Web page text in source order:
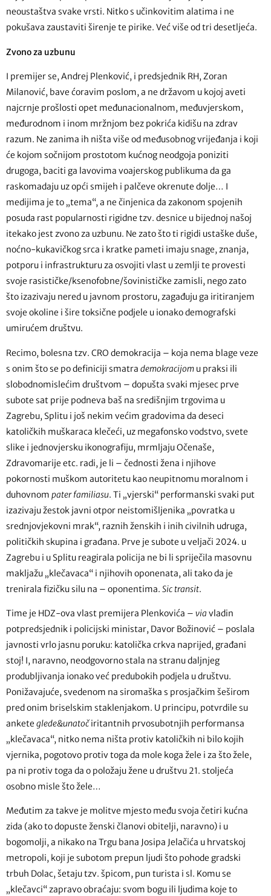
neoustaštva svake vrsti. Nitko s učinkovitim alatima i ne
pokušava zaustaviti širenje te pirike. Već više od tri desetljeća.
Zvono za uzbunu
I premijer se, Andrej Plenković, i predsjednik RH, Zoran
Milanović, bave ćoravim poslom, a ne državom u kojoj aveti
najcrnje prošlosti opet međunacionalnom, međuvjerskom,
međurodnom i inom mržnjom bez pokrića kidišu na zdrav
razum. Ne zanima ih ništa više od međusobnog vrijeđanja i koji
će kojom sočnijom prostotom kućnog neodgoja poniziti
drugoga, baciti ga lavovima voajerskog publikuma da ga
raskomadaju uz opći smijeh i palčeve okrenute dolje… I
medijima je to „tema“, a ne činjenica da zakonom spojenih
posuda rast popularnosti rigidne tzv. desnice u bijednoj našoj
itekako jest zvono za uzbunu. Ne zato što ti rigidi ustaške duše,
noćno-kukavičkog srca i kratke pameti imaju snage, znanja,
potporu i infrastrukturu za osvojiti vlast u zemlji te provesti
svoje rasističke/ksenofobne/šovinističke zamisli, nego zato
što izazivaju nered u javnom prostoru, zagađuju ga iritiranjem
svoje okoline i šire toksične podjele u ionako demografski
umirućem društvu.
Recimo, bolesna tzv. CRO demokracija – koja nema blage veze
s onim što se po definiciji smatra demokracijom u praksi ili
slobodnomislećim društvom – dopušta svaki mjesec prve
subote sat prije podneva baš na središnjim trgovima u
Zagrebu, Splitu i još nekim većim gradovima da deseci
katoličkih muškaraca klečeći, uz megafonsko vodstvo, svete
slike i jednovjersku ikonografiju, mrmljaju Očenaše,
Zdravomarije etc. radi, je li – čednosti žena i njihove
pokornosti muškom autoritetu kao neupitnomu moralnom i
duhovnom pater familiasu. Ti „vjerski“ performanski svaki put
izazivaju žestok javni otpor neistomišljenika „povratka u
srednjovjekovni mrak“, raznih ženskih i inih civilnih udruga,
političkih skupina i građana. Prve je subote u veljači 2024. u
Zagrebu i u Splitu reagirala policija ne bi li spriječila masovnu
makljažu „klečavaca“ i njihovih oponenata, ali tako da je
trenirala fizičku silu na – oponentima. Sic transit.
Time je HDZ-ova vlast premijera Plenkovića – via vladin
potpredsjednik i policijski ministar, Davor Božinović – poslala
javnosti vrlo jasnu poruku: katolička crkva naprijed, građani
stoj! I, naravno, neodgovorno stala na stranu daljnjeg
produbljivanja ionako već predubokih podjela u društvu.
Ponižavajuće, svedenom na siromaška s prosjačkim šeširom
pred onim briselskim staklenjakom. U principu, potvrdile su
ankete glede&unatočiritantnih prvosubotnjih performansa
„klečavaca“, nitko nema ništa protiv katoličkih ni bilo kojih
vjernika, pogotovo protiv toga da mole koga žele i za što žele,
pa ni protiv toga da o položaju žene u društvu 21. stoljeća
osobno misle što žele…
Međutim za takve je molitve mjesto među svoja četiri kućna
zida (ako to dopuste ženski članovi obitelji, naravno) i u
bogomolji, a nikako na Trgu bana Josipa Jelačića u hrvatskoj
metropoli, koji je subotom prepun ljudi što pohode gradski
trbuh Dolac, šetaju tzv. špicom, pun turista i sl. Komu se
„klečavci“ zapravo obraćaju: svom bogu ili ljudima koje to